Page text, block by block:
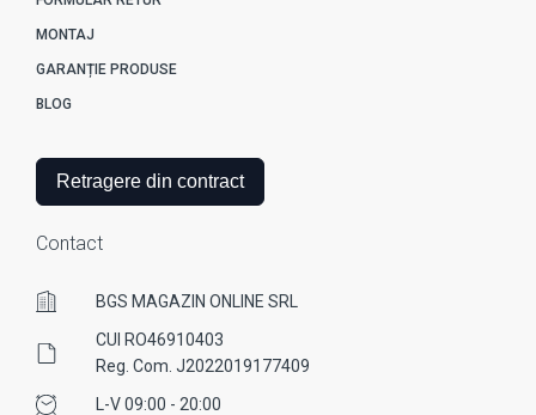
MONTAJ
GARANȚIE PRODUSE
BLOG
Retragere din contract
Contact
BGS MAGAZIN ONLINE SRL
CUI RO46910403
Reg. Com. J2022019177409
L-V 09:00 - 20:00